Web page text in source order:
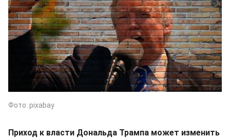
Фото: pixabay
Приход к власти Дональда Трампа может изменить